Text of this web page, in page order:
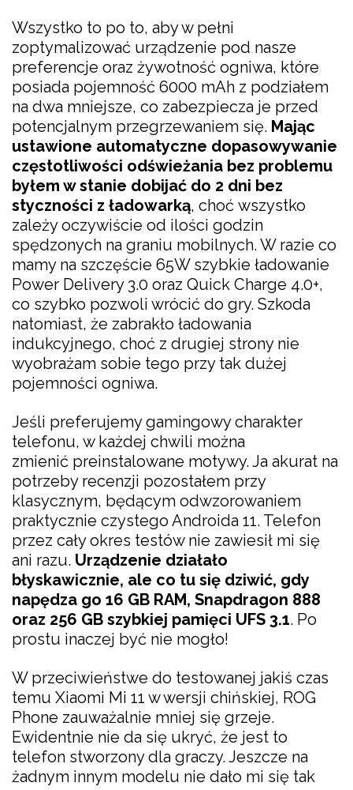
Wszystko to po to, aby w pełni
zoptymalizować urządzenie pod nasze
preferencje oraz żywotność ogniwa, które
posiada pojemność 6000 mAh z podziałem
na dwa mniejsze, co zabezpiecza je przed
potencjalnym przegrzewaniem się. Mając
ustawione automatyczne dopasowywanie
częstotliwości odświeżania bez problemu
byłem w stanie dobijać do 2 dni bez
styczności z ładowarką, choć wszystko
zależy oczywiście od ilości godzin
spędzonych na graniu mobilnych. W razie co
mamy na szczęście 65W szybkie ładowanie
Power Delivery 3.0 oraz Quick Charge 4.0+,
co szybko pozwoli wrócić do gry. Szkoda
natomiast, że zabrakło ładowania
indukcyjnego, choć z drugiej strony nie
wyobrażam sobie tego przy tak dużej
pojemności ogniwa.
Jeśli preferujemy gamingowy charakter
telefonu, w każdej chwili można
zmienić preinstalowane motywy. Ja akurat na
potrzeby recenzji pozostałem przy
klasycznym, będącym odwzorowaniem
praktycznie czystego Androida 11. Telefon
przez cały okres testów nie zawiesił mi się
ani razu. Urządzenie działało
błyskawicznie, ale co tu się dziwić, gdy
napędza go 16 GB RAM, Snapdragon 888
oraz 256 GB szybkiej pamięci UFS 3.1. Po
prostu inaczej być nie mogło!
W przeciwieństwe do testowanej jakiś czas
temu Xiaomi Mi 11 w wersji chińskiej, ROG
Phone zauważalnie mniej się grzeje.
Ewidentnie nie da się ukryć, że jest to
telefon stworzony dla graczy. Jeszcze na
żadnym innym modelu nie dało mi się tak